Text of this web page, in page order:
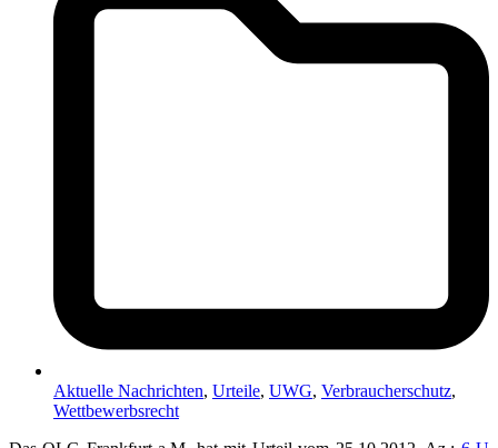
Aktuelle Nachrichten, Urteile, UWG, Verbraucherschutz,
Wettbewerbsrecht